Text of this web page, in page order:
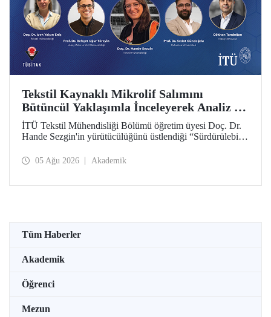
Tekstil Kaynaklı Mikrolif Salımını
Bütüncül Yaklaşımla İnceleyerek Analiz ve
Azaltım Stratejileri Geliştirecek Projeye
TÜBİTAK Desteği
İTÜ Tekstil Mühendisliği Bölümü öğretim üyesi Doç. Dr.
Hande Sezgin'in yürütücülüğünü üstlendiği “Sürdürülebilir
Koşullarına Bağlı Mikrolif Salımı: Aşınma, UV Maruziyeti
05 Ağu 2026 Akademik
Tüm Haberler
Akademik
Öğrenci
Mezun